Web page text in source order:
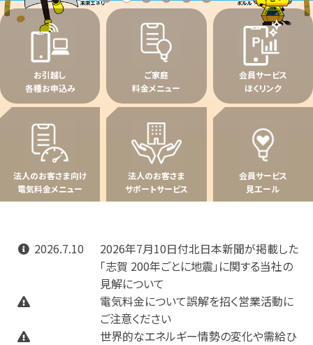
お引越し
各種お申込み
ご家庭
料金メニュー
会員サービス
ほくリンク
法人のお客さま向け
電気料金メニュー
法人のお客さま
サポートサービス
会員サービス
見エール
2026.7.10
2026年7月10日付北日本新聞が掲載した
「志賀 200年ごとに地震」に関する当社の
見解について
電気料金について誤解を招く営業活動に
ご注意ください
世界的なエネルギー情勢の変化や需給ひ